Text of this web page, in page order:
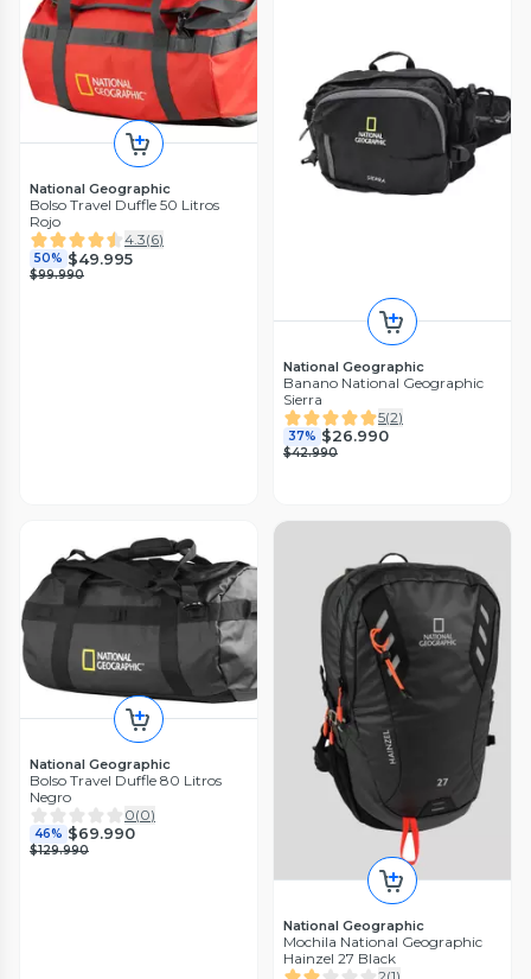
National Geographic
Bolso Travel Duffle 50 Litros
Rojo
4.3(6)
50% $49.995
$99.990
National Geographic
Banano National Geographic
Sierra
5(2)
37% $26.990
$42.990
National Geographic
Bolso Travel Duffle 80 Litros
Negro
0(0)
46% $69.990
$129.990
National Geographic
Mochila National Geographic
Hainzel 27 Black